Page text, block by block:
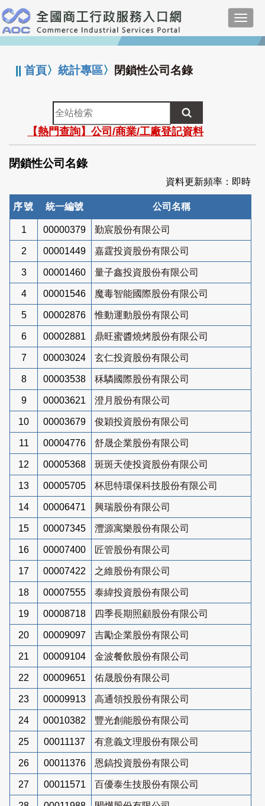
跳
到
主
要
:::
||首頁〉統計專區〉 閉鎖性公司名錄
全
站
檢
索
【熱門查詢】公司/商業/工廠登記資料
閉鎖性公司名錄
資料更新頻率：即時
序號 統一編號 公司名稱
1 00000379 勤宸股份有限公司
2 00001449 嘉霆投資股份有限公司
3 00001460 量子鑫投資股份有限公司
4 00001546 魔毒智能國際股份有限公司
5 00002876 惟動運動股份有限公司
6 00002881 鼎旺蜜醬燒烤股份有限公司
7 00003024 玄仁投資股份有限公司
8 00003538 秝驎國際股份有限公司
9 00003621 澄月股份有限公司
10 00003679 俊穎投資股份有限公司
11 00004776 舒晟企業股份有限公司
12 00005368 斑斑天使投資股份有限公司
13 00005705 杯思特環保科技股份有限公司
14 00006471 興瑞股份有限公司
15 00007345 灃源寓樂股份有限公司
16 00007400 匠管股份有限公司
17 00007422 之維股份有限公司
18 00007555 泰緯投資股份有限公司
19 00008718 四季長期照顧股份有限公司
20 00009097 吉勵企業股份有限公司
21 00009104 金波餐飲股份有限公司
22 00009651 佑晟股份有限公司
23 00009913 高通領投股份有限公司
24 00010382 豐光創能股份有限公司
25 00011137 有意義文理股份有限公司
26 00011376 恩鎬投資股份有限公司
27 00011571 百優泰生技股份有限公司